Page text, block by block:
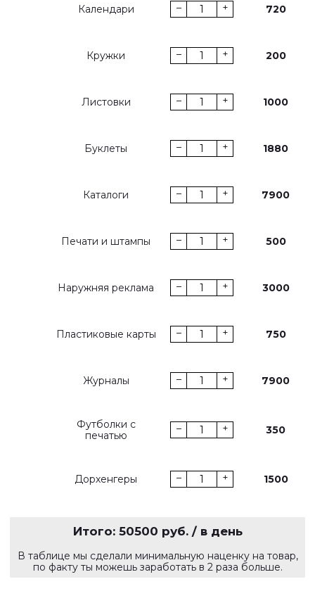
Календари – + 720
Кружки – + 200
Листовки – + 1000
Буклеты – + 1880
Каталоги – + 7900
Печати и штампы – + 500
Наружняя реклама – + 3000
Пластиковые карты – + 750
Журналы – + 7900
Футболки с
печатью
– + 350
Дорхенгеры – + 1500
Итого: 50500 руб. / в день
В таблице мы сделали минимальную наценку на товар,
по факту ты можешь заработать в 2 раза больше.